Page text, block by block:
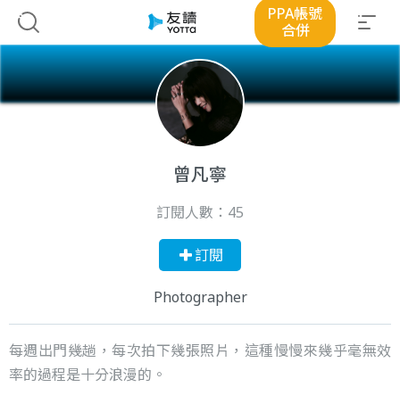
PPA帳號
合併
曾凡寧
訂閱人數： 45
訂閱
Photographer
每週出門幾趟，每次拍下幾張照片，這種慢慢來幾乎毫無效
率的過程是十分浪漫的。